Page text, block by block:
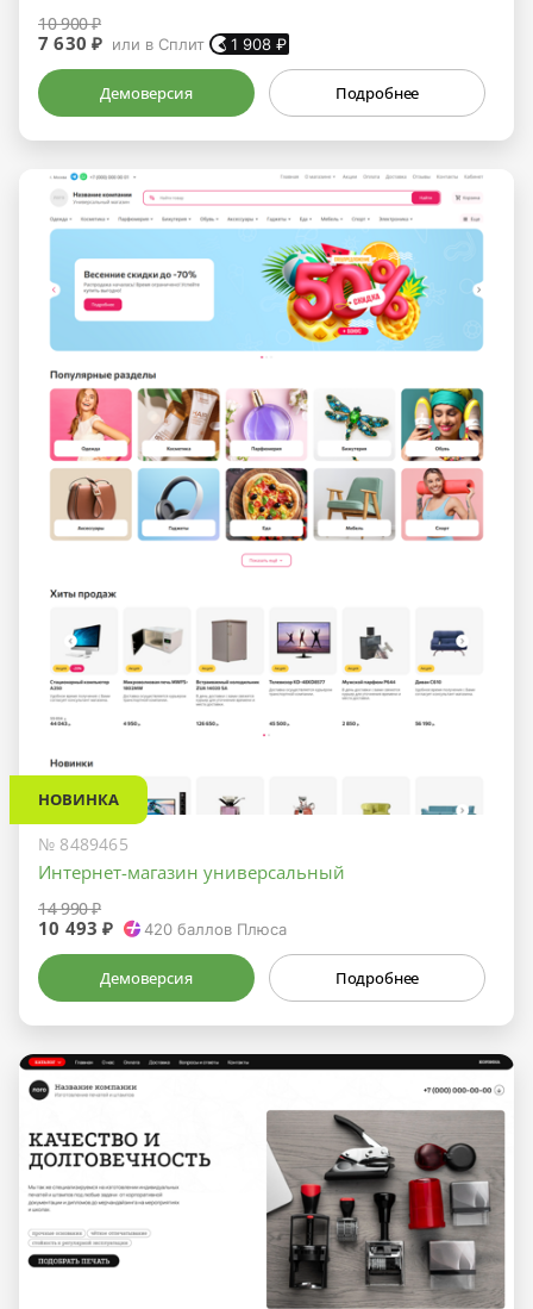
10 900 ₽
7 630 ₽ или в Сплит 1 908 ₽
Демоверсия Подробнее
НОВИНКА
№ 8489465
Интернет-магазин универсальный
14 990 ₽
10 493 ₽ 420баллов Плюса
Демоверсия Подробнее